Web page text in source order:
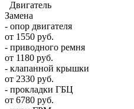
Двигатель
Замена
- опор двигателя
от 1550 руб.
- приводного ремня
от 1180 руб.
- клапанной крышки
от 2330 руб.
- прокладки ГБЦ
от 6780 руб.